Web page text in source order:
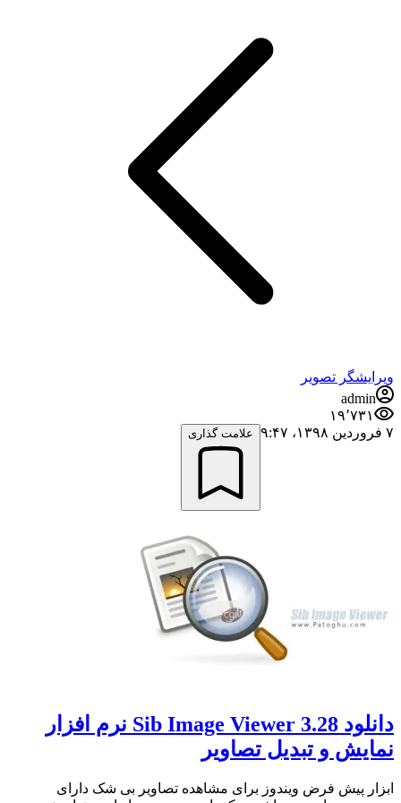
ویرایشگر تصویر
admin
۱۹٬۷۳۱
۷ فروردین ۱۳۹۸،‏ ۹:۴۷
علامت گذاری
دانلود Sib Image Viewer 3.28 نرم افزار
نمایش و تبدیل تصاویر
ابزار پیش فرض ویندوز برای مشاهده تصاویر بی شک دارای